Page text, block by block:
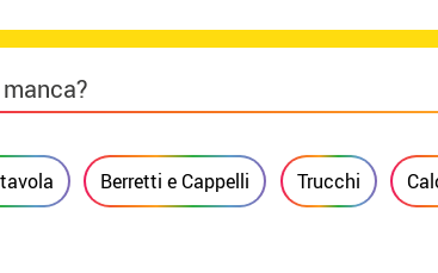
Berretti e Cappelli Trucchi